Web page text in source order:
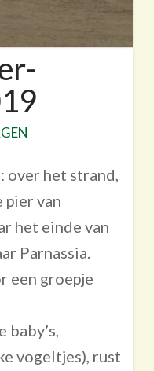
over het strand,
pier van
het einde van
Parnassia.
een groepje
vogeltjes), rust